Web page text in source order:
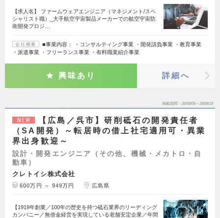
【求人名】 ファームウェアエンジニア（マネジメント/スペ
シャリスト職）_大手航空宇宙製品メーカーでの航空宇宙防
衛開発プロジ…
会社概要
■事業内容： ・コンサルティング事業 ・開発請負事業 ・教育事業
・派遣事業 ・フリーランス事業 ・有料職業紹介事業
興味あり 詳細へ
掲載期間 26/08/06～26/08/19
NEW
【広島／呉市】研削砥石の開発責任者
（SA開発）～転居時の借上社宅適用可・異業
界出身歓迎～
設計・開発エンジニア（その他、機械・メカトロ・自
動車）
クレトイシ株式会社
600万円 ～ 949万円 広島県
【1919年創業／100年の歴史を持つ砥石業界のリーディング
カンパニー／無借金経営を実現している老舗安定企業／年間